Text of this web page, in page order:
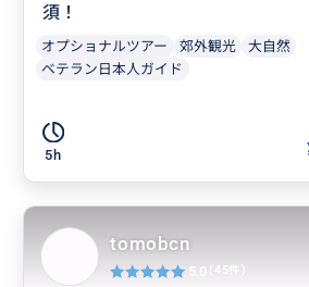
須！
オプショナルツアー 郊外観光
大自然
ベテラン日本人ガイド
5h
tomobcn
5.0 (45件)